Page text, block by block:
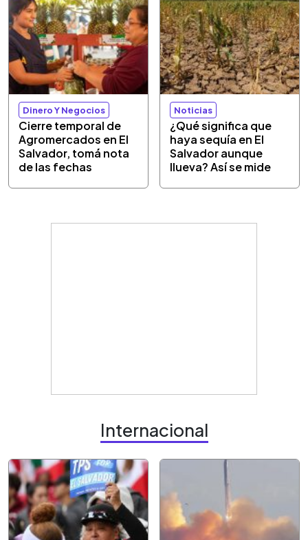
Dinero Y Negocios
Cierre temporal de
Agromercados en El
Salvador, tomá nota
de las fechas
Noticias
¿Qué significa que
haya sequía en El
Salvador aunque
llueva? Así se mide
Internacional